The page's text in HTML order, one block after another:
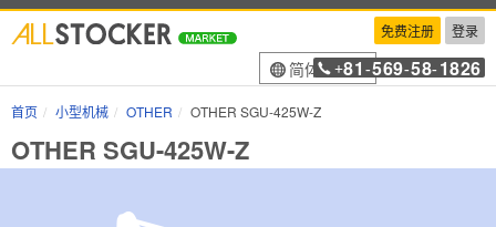
免费注册 登录
简体中文
+81 -569-58-1826
首页 小型机械 OTHER OTHER SGU-425W-Z
OTHER SGU-425W-Z